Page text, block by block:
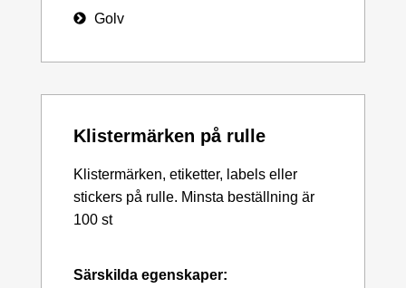
Golv
Klistermärken på rulle
Klistermärken, etiketter, labels eller
stickers på rulle. Minsta beställning är
100 st
Särskilda egenskaper: